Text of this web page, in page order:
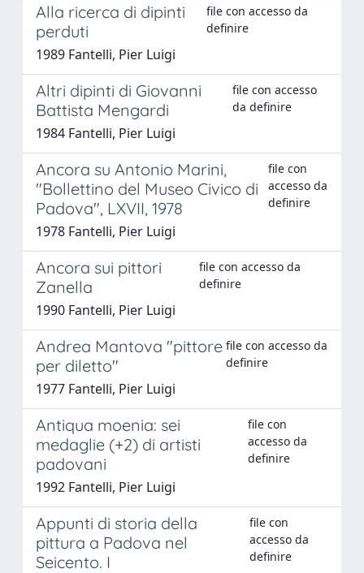
Alla ricerca di dipinti
perduti
file con accesso da
definire
1989 Fantelli, Pier Luigi
Altri dipinti di Giovanni
Battista Mengardi
file con accesso
da definire
1984 Fantelli, Pier Luigi
Ancora su Antonio Marini,
"Bollettino del Museo Civico di
Padova", LXVII, 1978
file con
accesso da
definire
1978 Fantelli, Pier Luigi
Ancora sui pittori
Zanella
file con accesso da
definire
1990 Fantelli, Pier Luigi
Andrea Mantova "pittore
per diletto"
file con accesso da
definire
1977 Fantelli, Pier Luigi
Antiqua moenia: sei
medaglie (+2) di artisti
padovani
file con
accesso da
definire
1992 Fantelli, Pier Luigi
Appunti di storia della
pittura a Padova nel
Seicento. I
file con
accesso da
definire